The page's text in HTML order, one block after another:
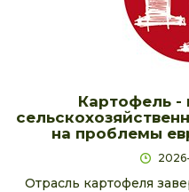
Картофель -
на проблемы
Отрасль картофеля